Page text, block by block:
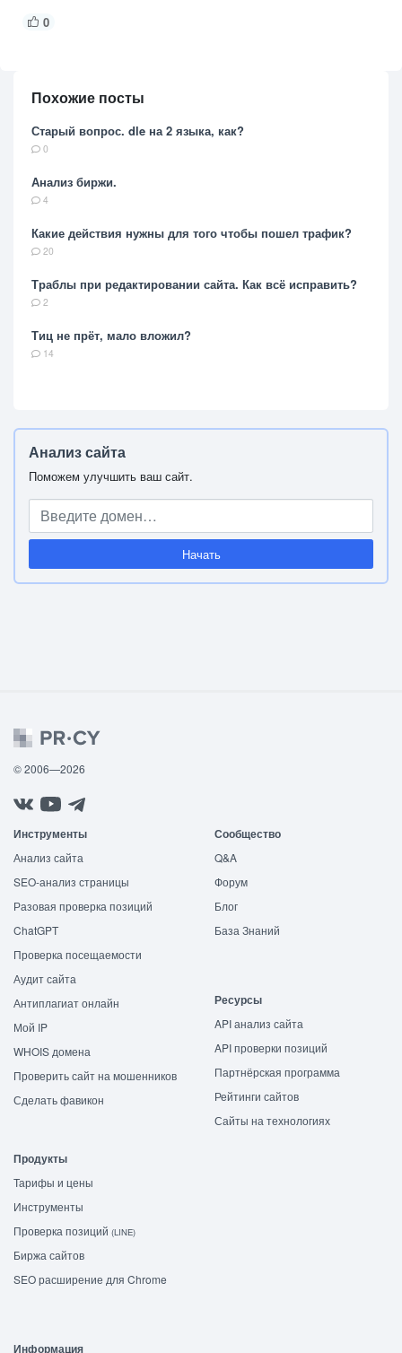
0
Похожие посты
Старый вопрос. dle на 2 языка, как?
0
Анализ биржи.
4
Какие действия нужны для того чтобы пошел трафик?
20
Траблы при редактировании сайта. Как всё исправить?
2
Тиц не прёт, мало вложил?
14
Анализ сайта
Поможем улучшить ваш сайт.
Начать
© 2006—2026
Инструменты
Анализ сайта
SEO-анализ страницы
Разовая проверка позиций
ChatGPT
Проверка посещаемости
Аудит сайта
Антиплагиат онлайн
Мой IP
WHOIS домена
Проверить сайт на мошенников
Сделать фавикон
Сообщество
Q&A
Форум
Блог
База Знаний
Ресурсы
API анализ сайта
API проверки позиций
Партнёрская программа
Рейтинги сайтов
Сайты на технологиях
Продукты
Тарифы и цены
Инструменты
Проверка позиций (LINE)
Биржа сайтов
SEO расширение для Chrome
Информация